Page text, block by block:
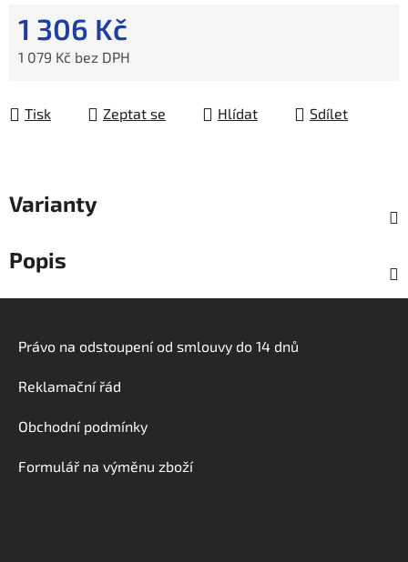
1 306 Kč
1 079 Kč bez DPH
Tisk
Zeptat se Hlídat Sdílet
Varianty
Popis
Právo na odstoupení od smlouvy do 14 dnů
Reklamační řád
Obchodní podmínky
Formulář na výměnu zboží